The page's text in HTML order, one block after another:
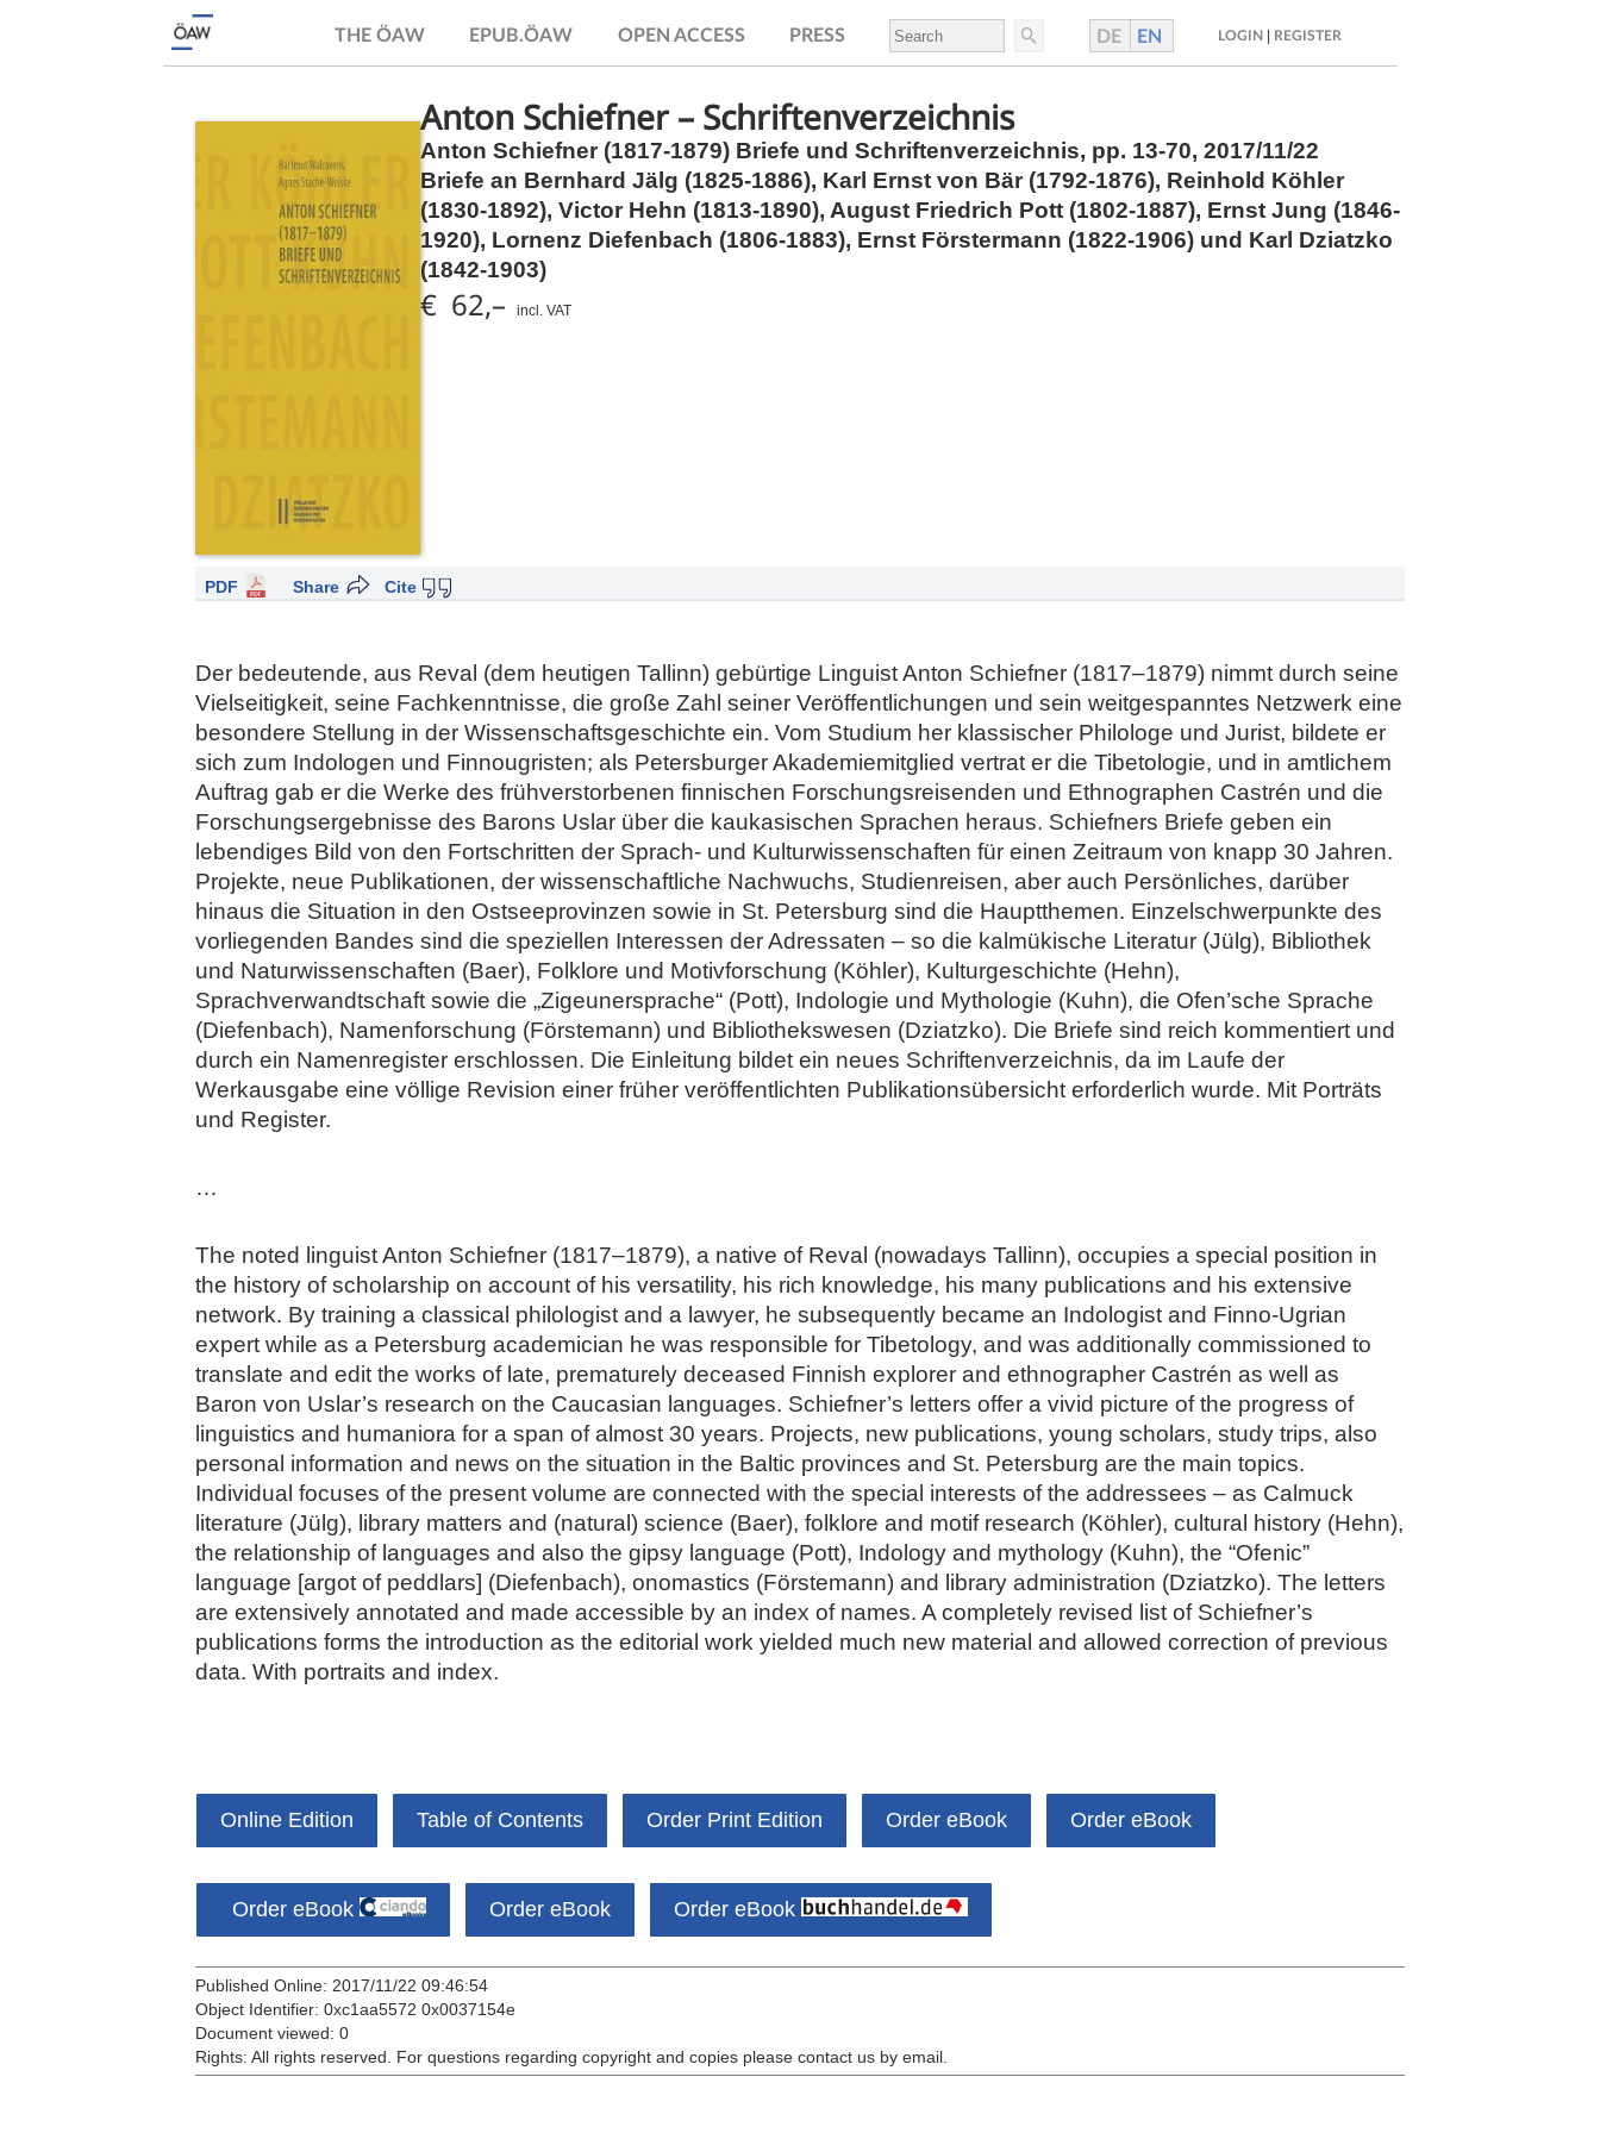
THE ÖAW EPUB.ÖAW OPEN ACCESS PRESS DE EN LOGIN REGISTER
Anton Schiefner – Schriftenverzeichnis
Anton Schiefner (1817-1879) Briefe und Schriftenverzeichnis, pp. 13-70, 2017/11/22
Briefe an Bernhard Jälg (1825-1886), Karl Ernst von Bär (1792-1876), Reinhold Köhler
(1830-1892), Victor Hehn (1813-1890), August Friedrich Pott (1802-1887), Ernst Jung (1846-
1920), Lornenz Diefenbach (1806-1883), Ernst Förstermann (1822-1906) und Karl Dziatzko
(1842-1903)
€ 62,– incl. VAT
PDF Cite
Share
Der bedeutende, aus Reval (dem heutigen Tallinn) gebürtige Linguist Anton Schiefner (1817–1879) nimmt durch seine
Vielseitigkeit, seine Fachkenntnisse, die große Zahl seiner Veröffentlichungen und sein weitgespanntes Netzwerk eine
besondere Stellung in der Wissenschaftsgeschichte ein. Vom Studium her klassischer Philologe und Jurist, bildete er
sich zum Indologen und Finnougristen; als Petersburger Akademiemitglied vertrat er die Tibetologie, und in amtlichem
Auftrag gab er die Werke des frühverstorbenen finnischen Forschungsreisenden und Ethnographen Castrén und die
Forschungsergebnisse des Barons Uslar über die kaukasischen Sprachen heraus. Schiefners Briefe geben ein
lebendiges Bild von den Fortschritten der Sprach- und Kulturwissenschaften für einen Zeitraum von knapp 30 Jahren.
Projekte, neue Publikationen, der wissenschaftliche Nachwuchs, Studienreisen, aber auch Persönliches, darüber
hinaus die Situation in den Ostseeprovinzen sowie in St. Petersburg sind die Hauptthemen. Einzelschwerpunkte des
vorliegenden Bandes sind die speziellen Interessen der Adressaten – so die kalmükische Literatur (Jülg), Bibliothek
und Naturwissenschaften (Baer), Folklore und Motivforschung (Köhler), Kulturgeschichte (Hehn),
Sprachverwandtschaft sowie die „Zigeunersprache“ (Pott), Indologie und Mythologie (Kuhn), die Ofen’sche Sprache
(Diefenbach), Namenforschung (Förstemann) und Bibliothekswesen (Dziatzko). Die Briefe sind reich kommentiert und
durch ein Namenregister erschlossen. Die Einleitung bildet ein neues Schriftenverzeichnis, da im Laufe der
Werkausgabe eine völlige Revision einer früher veröffentlichten Publikationsübersicht erforderlich wurde. Mit Porträts
und Register.
…
The noted linguist Anton Schiefner (1817–1879), a native of Reval (nowadays Tallinn), occupies a special position in
the history of scholarship on account of his versatility, his rich knowledge, his many publications and his extensive
network. By training a classical philologist and a lawyer, he subsequently became an Indologist and Finno-Ugrian
expert while as a Petersburg academician he was responsible for Tibetology, and was additionally commissioned to
translate and edit the works of late, prematurely deceased Finnish explorer and ethnographer Castrén as well as
Baron von Uslar’s research on the Caucasian languages. Schiefner’s letters offer a vivid picture of the progress of
linguistics and humaniora for a span of almost 30 years. Projects, new publications, young scholars, study trips, also
personal information and news on the situation in the Baltic provinces and St. Petersburg are the main topics.
Individual focuses of the present volume are connected with the special interests of the addressees – as Calmuck
literature (Jülg), library matters and (natural) science (Baer), folklore and motif research (Köhler), cultural history (Hehn),
the relationship of languages and also the gipsy language (Pott), Indology and mythology (Kuhn), the “Ofenic”
language [argot of peddlars] (Diefenbach), onomastics (Förstemann) and library administration (Dziatzko). The letters
are extensively annotated and made accessible by an index of names. A completely revised list of Schiefner’s
publications forms the introduction as the editorial work yielded much new material and allowed correction of previous
data. With portraits and index.
Online Edition Table of Contents Order Print Edition Order eBook Order eBook
Order eBook Order eBook Order eBook
Published Online: 2017/11/22 09:46:54
Object Identifier: 0xc1aa5572 0x0037154e
Document viewed: 0
Rights: All rights reserved. For questions regarding copyright and copies please contact us by email